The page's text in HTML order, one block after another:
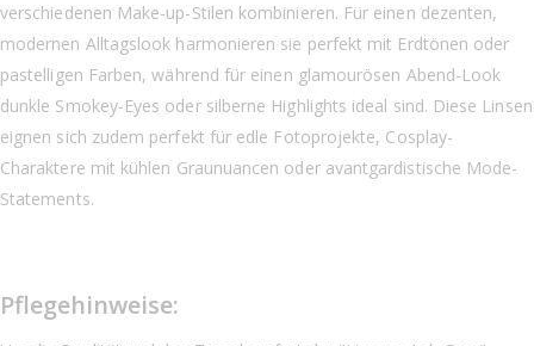
verschiedenen Make-up-Stilen kombinieren. Für einen dezenten,
modernen Alltagslook harmonieren sie perfekt mit Erdtönen oder
pastelligen Farben, während für einen glamourösen Abend-Look
dunkle Smokey-Eyes oder silberne Highlights ideal sind. Diese Linsen
eignen sich zudem perfekt für edle Fotoprojekte, Cosplay-
Charaktere mit kühlen Graunuancen oder avantgardistische Mode-
Statements.
Pflegehinweise: